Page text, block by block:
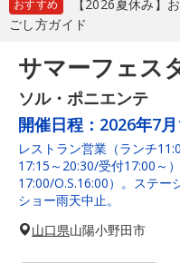
おすすめ
【2026夏休み】
ごし方ガイド
サマーフェス
ソル・ポニエンテ
開催日程： 2026年7
レストラン営業（ランチ
17:15～20:30/受付17:00～
17:00/O.S.16:00）。ステー
ショー雨天中止。
山口県山陽小野田市